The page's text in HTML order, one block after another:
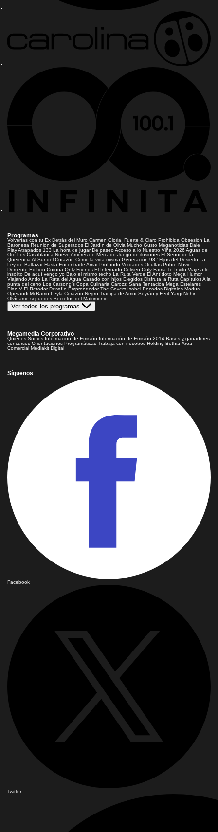
Programas
Volverías con tu Ex Detrás del Muro Carmen Gloria, Fuerte & Claro Prohibida Obsesión La
Baronesa Reunión de Superados El Jardín de Olivia Mucho Gusto Meganoticias Dale
PlayAtrapados 133 La hora de jugar De paseoAcceso a lo Nuestro Viña 2026 Aguas de
Oro Los Casablanca Nuevo Amores de Mercado Juego de ilusiones El Señor de la
QuerenciaAl Sur del Corazón Como la vida misma Generación 98 ' Hijos del Desierto La
Ley de Baltazar Hasta Encontrarte Amar Profundo Verdades Ocultas Pobre Novio
Demente Edificio Corona Only Friends El Internado Coliseo Only Fama Te Invito Viaje a lo
insólito De aquí vengo yo Bajo el mismo techo La Ruta Verde El Antídoto Mega Humor
Viajando Ando La Ruta del Agua Casado con hijos Elegidos Disfruta la Ruta CapítulosA la
punta del cerro Los Carsong's Copa Culinaria Carozzi Sana Tentación Mega Estelares
Plan V El Retador Desafío Emprendedor The Covers Isabel Pecados Digitales Modus
Operandi Mi Barrio Leyla Corazón Negro Trampa de Amor Seyrán y Ferit Yargi Nehir
Olvídame si puedes Secretos del Matrimonio
Ver todos los programas
Megamedia Corporativo
Quienes Somos Información de Emisión Información de Emisión 2014 Bases y ganadores
concursos Orientaciones Programáticas Trabaja con nosotros Holding Bethia Área
Comercial Mediakit Digital
Síguenos
Facebook
Twitter